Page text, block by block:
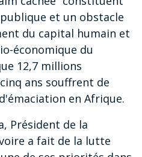
et un obstacle
du capital humain et
économique du
12,7 millions
ans souffrent de
en Afrique.
Président de la
a fait de la lutte